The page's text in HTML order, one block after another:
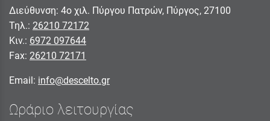
Διεύθυνση: 4ο χιλ. Πύργου Πατρών, Πύργος, 27100
Τηλ.: 26210 72172
Κιν.: 6972 097644
Fax: 26210 72171
Email: info@descelto.gr
Ωράριο λειτουργίας